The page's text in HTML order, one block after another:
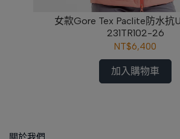
女款Gore Tex Paclite防水抗
231TR102-26
NT$6,400
加入購物車